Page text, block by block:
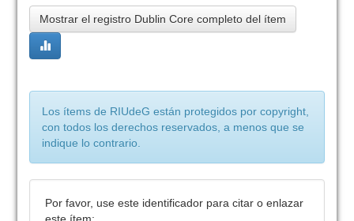
Mostrar el registro Dublin Core completo del ítem
Los ítems de RIUdeG están protegidos por copyright,
con todos los derechos reservados, a menos que se
indique lo contrario.
Por favor, use este identificador para citar o enlazar